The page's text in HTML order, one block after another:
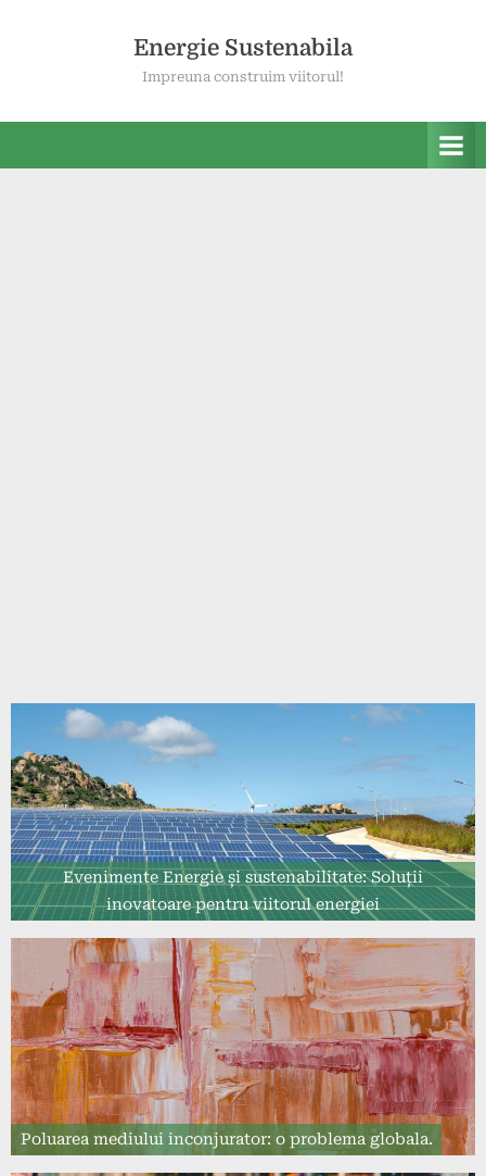
Energie Sustenabila
Impreuna construim viitorul!
Evenimente Energie și sustenabilitate: Soluții
inovatoare pentru viitorul energiei
Poluarea mediului inconjurator: o problema globala.